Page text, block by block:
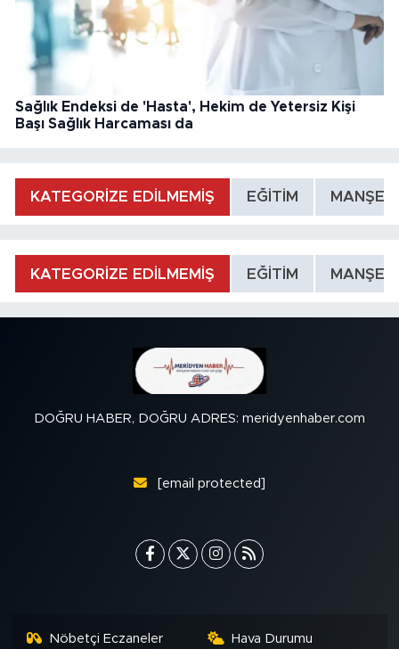
Sağlık Endeksi de 'Hasta', Hekim de Yetersiz Kişi
Başı Sağlık Harcaması da
KATEGORİZE EDİLMEMİŞ EĞİTİM MANŞET
KATEGORİZE EDİLMEMİŞ EĞİTİM MANŞET
DOĞRU HABER, DOĞRU ADRES: meridyenhaber.com
[email protected]
Nöbetçi Eczaneler Hava Durumu